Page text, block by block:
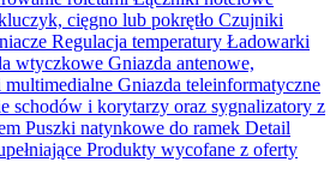
cięgno lub pokrętło Czujniki
Regulacja temperatury Ładowarki
wtyczkowe Gniazda antenowe,
multimedialne Gniazda teleinformatyczne
schodów i korytarzy oraz sygnalizatory z
Puszki natynkowe do ramek Detail
Produkty wycofane z oferty